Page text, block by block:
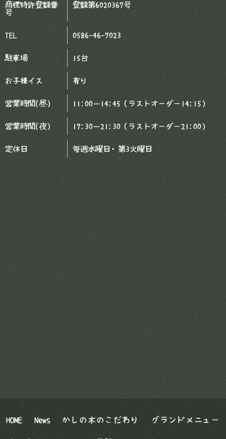
商標特許登録番
号
登録第6020367号
TEL 0586-46-7023
駐車場 15台
お子様イス 有り
営業時間(昼) 11:00－14:45（ラストオーダー14:15）
営業時間(夜) 17:30－21:30（ラストオーダー21:00）
定休日 毎週水曜日・第3火曜日
HOME News かしの木のこだわり グランドメニュー